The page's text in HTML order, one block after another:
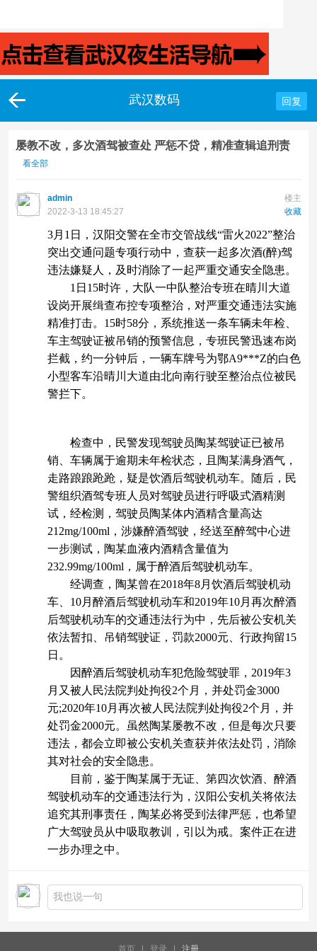
回复
武汉数码
屡教不改，多次酒驾被查处 严惩不贷，精准查辑追刑责
看全部
楼主
admin
收藏
2022-3-13 18:45:27
3月1日，汉阳交警在全市交管战线“雷火2022”整治
突出交通问题专项行动中，查获一起多次酒(醉)驾
违法嫌疑人，及时消除了一起严重交通安全隐患。
1日15时许，大队一中队整治专班在晴川大道
设岗开展缉查布控专项整治，对严重交通违法实施
精准打击。15时58分，系统推送一条车辆未年检、
车主驾驶证被吊销的预警信息，专班民警迅速布岗
拦截，约一分钟后，一辆车牌号为鄂A9***Z的白色
小型客车沿晴川大道由北向南行驶至整治点位被民
警拦下。
检查中，民警发现驾驶员陶某驾驶证已被吊
销、车辆属于逾期未年检状态，且陶某满身酒气，
走路踉踉跄跄，疑是饮酒后驾驶机动车。随后，民
警组织酒驾专班人员对驾驶员进行呼吸式酒精测
试，经检测，驾驶员陶某体内酒精含量高达
212mg/100ml，涉嫌醉酒驾驶，经送至醉驾中心进
一步测试，陶某血液内酒精含量值为
232.99mg/100ml，属于醉酒后驾驶机动车。
经调查，陶某曾在2018年8月饮酒后驾驶机动
车、10月醉酒后驾驶机动车和2019年10月再次醉酒
后驾驶机动车的交通违法行为中，先后被公安机关
依法暂扣、吊销驾驶证，罚款2000元、行政拘留15
日。
因醉酒后驾驶机动车犯危险驾驶罪，2019年3
月又被人民法院判处拘役2个月，并处罚金3000
元;2020年10月再次被人民法院判处拘役2个月，并
处罚金2000元。虽然陶某屡教不改，但是每次只要
违法，都会立即被公安机关查获并依法处罚，消除
其对社会的安全隐患。
目前，鉴于陶某属于无证、第四次饮酒、醉酒
驾驶机动车的交通违法行为，汉阳公安机关将依法
追究其刑事责任，陶某必将受到法律严惩，也希望
广大驾驶员从中吸取教训，引以为戒。案件正在进
一步办理之中。
首页 登录 注册